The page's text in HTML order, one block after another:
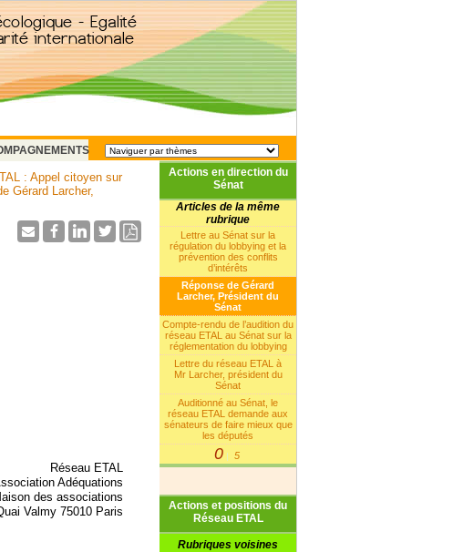
Actions en direction du
Sénat
Articles de la même
rubrique
Lettre au Sénat sur la
régulation du lobbying et la
prévention des conflits
d’intérêts
Réponse de Gérard
Larcher, Président du
Sénat
Compte-rendu de l’audition du
réseau ETAL au Sénat sur la
réglementation du lobbying
Lettre du réseau ETAL à
Mr Larcher, président du
Sénat
Auditionné au Sénat, le
réseau ETAL demande aux
sénateurs de faire mieux que
les députés
0| 5
Actions et positions du
Réseau ETAL
Rubriques voisines
: Appel citoyen sur
Gérard Larcher,
Réseau ETAL
Adéquations
des associations
Valmy 75010 Paris